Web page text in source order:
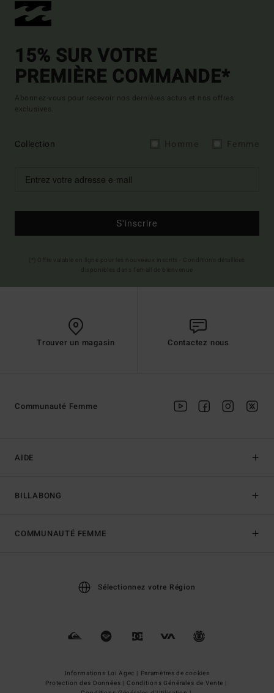
15% SUR VOTRE
PREMIÈRE COMMANDE*
Abonnez-vous pour recevoir nos dernières actus et nos offres
exclusives.
Collection
S'inscrire
Trouver un magasin Contactez nous
AIDE
BILLABONG
Communauté Femme
COMMUNAUTÉ FEMME
Sélectionnez votre Région
Informations Loi Agec | Paramètres de cookies
Protection des Données | Conditions Générales de Vente |